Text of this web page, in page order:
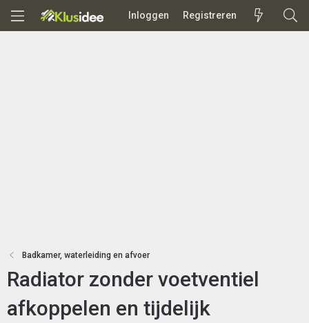
Inloggen Registreren
Badkamer, waterleiding en afvoer
Radiator zonder voetventiel
afkoppelen en tijdelijk